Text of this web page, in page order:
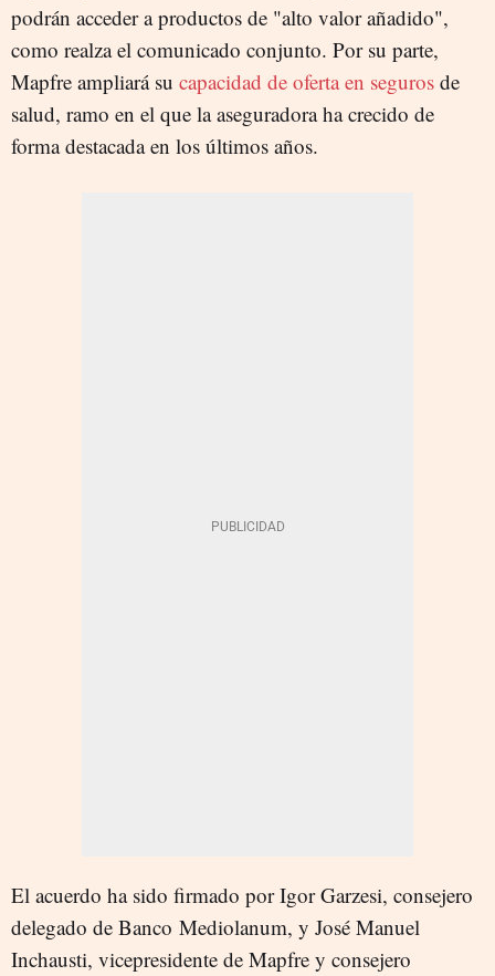
podrán acceder a productos de "alto valor añadido",
como realza el comunicado conjunto. Por su parte,
Mapfre ampliará su capacidad de oferta en seguros de
salud, ramo en el que la aseguradora ha crecido de
forma destacada en los últimos años.
El acuerdo ha sido firmado por Igor Garzesi, consejero
delegado de Banco Mediolanum, y José Manuel
Inchausti, vicepresidente de Mapfre y consejero